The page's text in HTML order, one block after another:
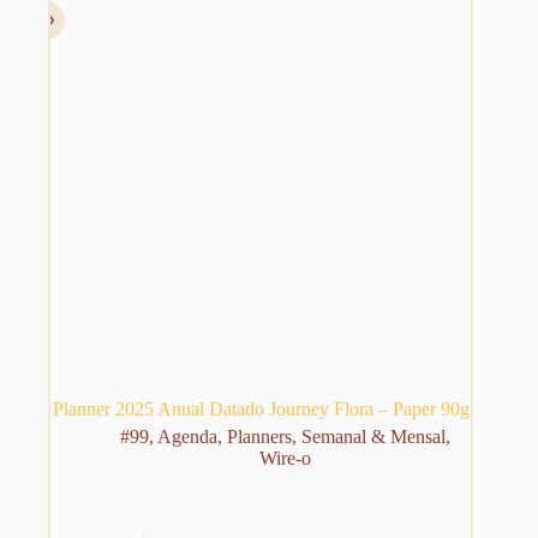
escolhidas
Planner 2025 Anual Datado Journey Flora – Paper 90g
#99, Agenda, Planners, Semanal & Mensal,
Wire-o